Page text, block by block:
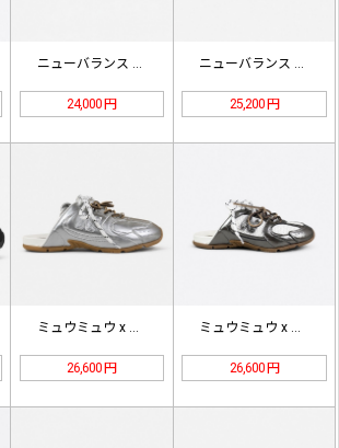
ニューバランス U574 ローカット…
24,000 円
ニューバランス M1906R スニー…
25,200 円
26,600 円 26,600 円